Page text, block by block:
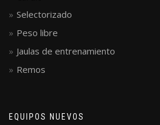
Selectorizado
Peso libre
Jaulas de entrenamiento
Remos
EQUIPOS NUEVOS